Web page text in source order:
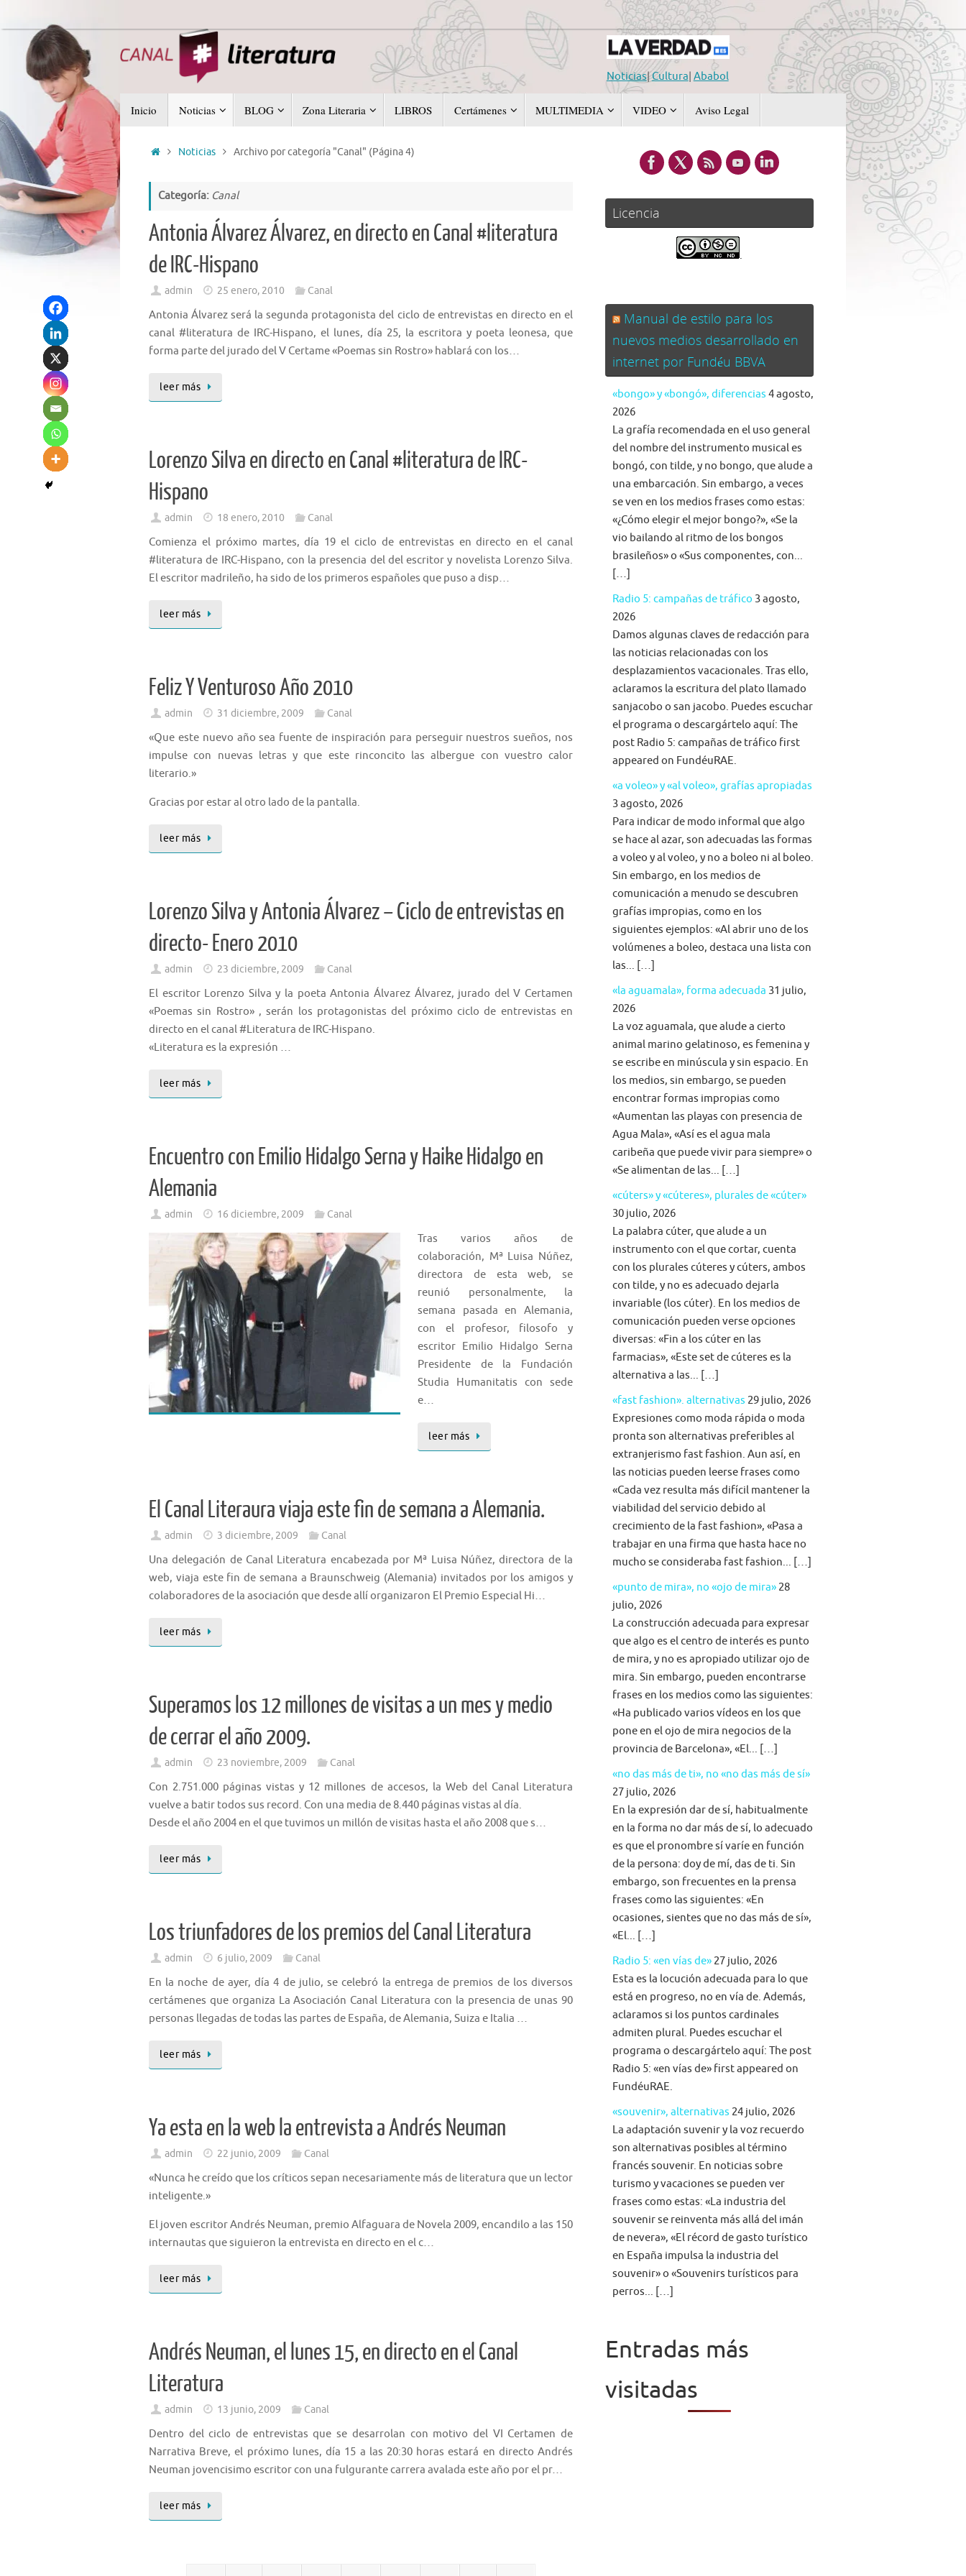
al
contenido
Noticias|Cultura| Ababol
al
contenido
Inicio Noticias BLOG Zona Literaria LIBROS Certámenes MULTIMEDIA VIDEO Aviso Legal
InicioNoticias Archivo por categoría "Canal" (Página 4)
Categoría: Canal
Antonia Álvarez Álvarez, en directo en Canal #literatura
de IRC-Hispano
admin 25 enero, 2010 Canal
Antonia Álvarez será la segunda protagonista del ciclo de entrevistas en directo en el
canal #literatura de IRC-Hispano, el lunes, día 25, la escritora y poeta leonesa, que
forma parte del jurado del V Certame «Poemas sin Rostro» hablará con los…
leer más
Lorenzo Silva en directo en Canal #literatura de IRC-
Hispano
admin 18 enero, 2010 Canal
Comienza el próximo martes, día 19 el ciclo de entrevistas en directo en el canal
#literatura de IRC-Hispano, con la presencia del del escritor y novelista Lorenzo Silva.
El escritor madrileño, ha sido de los primeros españoles que puso a disp…
leer más
Feliz Y Venturoso Año 2010
admin 31 diciembre, 2009 Canal
«Que este nuevo año sea fuente de inspiración para perseguir nuestros sueños, nos
impulse con nuevas letras y que este rinconcito las albergue con vuestro calor
literario.»
Gracias por estar al otro lado de la pantalla.
leer más
Lorenzo Silva y Antonia Álvarez – Ciclo de entrevistas en
directo- Enero 2010
admin 23 diciembre, 2009 Canal
El escritor Lorenzo Silva y la poeta Antonia Álvarez Álvarez, jurado del V Certamen
«Poemas sin Rostro» , serán los protagonistas del próximo ciclo de entrevistas en
directo en el canal #Literatura de IRC-Hispano.
«Literatura es la expresión …
leer más
Encuentro con Emilio Hidalgo Serna y Haike Hidalgo en
Alemania
admin 16 diciembre, 2009 Canal
Tras varios años de
colaboración, Mª Luisa Núñez,
directora de esta web, se
reunió personalmente, la
semana pasada en Alemania,
con el profesor, filosofo y
escritor Emilio Hidalgo Serna
Presidente de la Fundación
Studia Humanitatis con sede
e…
leer más
El Canal Literaura viaja este fin de semana a Alemania.
admin 3 diciembre, 2009 Canal
Una delegación de Canal Literatura encabezada por Mª Luisa Núñez, directora de la
web, viaja este fin de semana a Braunschweig (Alemania) invitados por los amigos y
colaboradores de la asociación que desde allí organizaron El Premio Especial Hi…
leer más
Superamos los 12 millones de visitas a un mes y medio
de cerrar el año 2009.
admin 23 noviembre, 2009 Canal
Con 2.751.000 páginas vistas y 12 millones de accesos, la Web del Canal Literatura
vuelve a batir todos sus record. Con una media de 8.440 páginas vistas al día.
Desde el año 2004 en el que tuvimos un millón de visitas hasta el año 2008 que s…
leer más
Los triunfadores de los premios del Canal Literatura
admin 6 julio, 2009 Canal
En la noche de ayer, día 4 de julio, se celebró la entrega de premios de los diversos
certámenes que organiza La Asociación Canal Literatura con la presencia de unas 90
personas llegadas de todas las partes de España, de Alemania, Suiza e Italia …
leer más
Ya esta en la web la entrevista a Andrés Neuman
admin 22 junio, 2009 Canal
«Nunca he creído que los críticos sepan necesariamente más de literatura que un lector
inteligente.»
El joven escritor Andrés Neuman, premio Alfaguara de Novela 2009, encandilo a las 150
internautas que siguieron la entrevista en directo en el c…
leer más
Andrés Neuman, el lunes 15, en directo en el Canal
Literatura
admin 13 junio, 2009 Canal
Dentro del ciclo de entrevistas que se desarrolan con motivo del VI Certamen de
Narrativa Breve, el próximo lunes, día 15 a las 20:30 horas estará en directo Andrés
Neuman jovencisimo escritor con una fulgurante carrera avalada este año por el pr…
leer más
Licencia
.
Manual de estilo para los
nuevos medios desarrollado en
internet por Fundéu BBVA
«bongo» y «bongó», diferencias 4 agosto,
2026
La grafía recomendada en el uso general
del nombre del instrumento musical es
bongó, con tilde, y no bongo, que alude a
una embarcación. Sin embargo, a veces
se ven en los medios frases como estas:
«¿Cómo elegir el mejor bongo?», «Se la
vio bailando al ritmo de los bongos
brasileños» o «Sus componentes, con...
[…]
Radio 5: campañas de tráfico 3 agosto,
2026
Damos algunas claves de redacción para
las noticias relacionadas con los
desplazamientos vacacionales. Tras ello,
aclaramos la escritura del plato llamado
sanjacobo o san jacobo. Puedes escuchar
el programa o descargártelo aquí: The
post Radio 5: campañas de tráfico first
appeared on FundéuRAE.
«a voleo» y «al voleo», grafías apropiadas
3 agosto, 2026
Para indicar de modo informal que algo
se hace al azar, son adecuadas las formas
a voleo y al voleo, y no a boleo ni al boleo.
Sin embargo, en los medios de
comunicación a menudo se descubren
grafías impropias, como en los
siguientes ejemplos: «Al abrir uno de los
volúmenes a boleo, destaca una lista con
las... […]
«la aguamala», forma adecuada 31 julio,
2026
La voz aguamala, que alude a cierto
animal marino gelatinoso, es femenina y
se escribe en minúscula y sin espacio. En
los medios, sin embargo, se pueden
encontrar formas impropias como
«Aumentan las playas con presencia de
Agua Mala», «Así es el agua mala
caribeña que puede vivir para siempre» o
«Se alimentan de las... […]
«cúters» y «cúteres», plurales de «cúter»
30 julio, 2026
La palabra cúter, que alude a un
instrumento con el que cortar, cuenta
con los plurales cúteres y cúters, ambos
con tilde, y no es adecuado dejarla
invariable (los cúter). En los medios de
comunicación pueden verse opciones
diversas: «Fin a los cúter en las
farmacias», «Este set de cúteres es la
alternativa a las... […]
«fast fashion». alternativas 29 julio, 2026
Expresiones como moda rápida o moda
pronta son alternativas preferibles al
extranjerismo fast fashion. Aun así, en
las noticias pueden leerse frases como
«Cada vez resulta más difícil mantener la
viabilidad del servicio debido al
crecimiento de la fast fashion», «Pasa a
trabajar en una firma que hasta hace no
mucho se consideraba fast fashion... […]
«punto de mira», no «ojo de mira» 28
julio, 2026
La construcción adecuada para expresar
que algo es el centro de interés es punto
de mira, y no es apropiado utilizar ojo de
mira. Sin embargo, pueden encontrarse
frases en los medios como las siguientes:
«Ha publicado varios vídeos en los que
pone en el ojo de mira negocios de la
provincia de Barcelona», «El... […]
«no das más de ti», no «no das más de sí»
27 julio, 2026
En la expresión dar de sí, habitualmente
en la forma no dar más de sí, lo adecuado
es que el pronombre sí varíe en función
de la persona: doy de mí, das de ti. Sin
embargo, son frecuentes en la prensa
frases como las siguientes: «En
ocasiones, sientes que no das más de sí»,
«El... […]
Radio 5: «en vías de» 27 julio, 2026
Esta es la locución adecuada para lo que
está en progreso, no en vía de. Además,
aclaramos si los puntos cardinales
admiten plural. Puedes escuchar el
programa o descargártelo aquí: The post
Radio 5: «en vías de» first appeared on
FundéuRAE.
«souvenir», alternativas 24 julio, 2026
La adaptación suvenir y la voz recuerdo
son alternativas posibles al término
francés souvenir. En noticias sobre
turismo y vacaciones se pueden ver
frases como estas: «La industria del
souvenir se reinventa más allá del imán
de nevera», «El récord de gasto turístico
en España impulsa la industria del
souvenir» o «Souvenirs turísticos para
perros... […]
Entradas más
visitadas